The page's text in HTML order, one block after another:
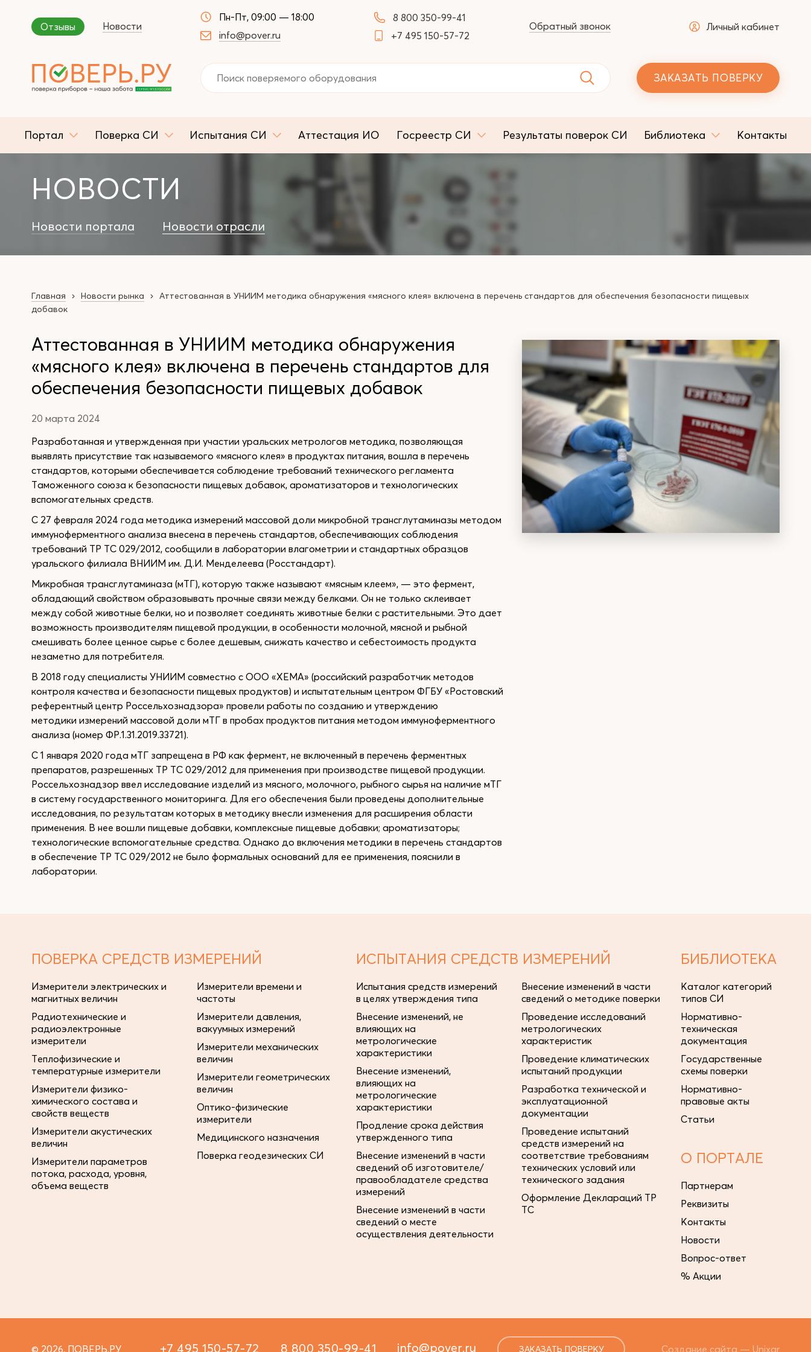
Отзывы Новости
Пн-Пт, 09:00 — 18:00
info@pover.ru
8 800 350-99-41
+7 495 150-57-72
Обратный звонок Личный кабинет
ЗАКАЗАТЬ ПОВЕРКУ
Портал Поверка СИ Испытания СИ Аттестация ИО Госреестр СИ Результаты поверок СИ Библиотека Контакты
НОВОСТИ
Новости портала Новости отрасли
Главная Новости рынка
Аттестованная в УНИИМ методика обнаружения «мясного клея» включена в перечень стандартов для обеспечения безопасности пищевых
добавок
Аттестованная в УНИИМ методика обнаружения
«мясного клея» включена в перечень стандартов для
обеспечения безопасности пищевых добавок
20 марта 2024
Разработанная и утвержденная при участии уральских метрологов методика, позволяющая
выявлять присутствие так называемого «мясного клея» в продуктах питания, вошла в перечень
стандартов, которыми обеспечивается соблюдение требований технического регламента
Таможенного союза к безопасности пищевых добавок, ароматизаторов и технологических
вспомогательных средств.
С 27 февраля 2024 года методика измерений массовой доли микробной трансглутаминазы методом
иммуноферментного анализа внесена в перечень стандартов, обеспечивающих соблюдения
требований ТР ТС 029/2012, сообщили в лаборатории влагометрии и стандартных образцов
уральского филиала ВНИИМ им. Д.И. Менделеева (Росстандарт).
Микробная трансглутаминаза (мТГ), которую также называют «мясным клеем», — это фермент,
обладающий свойством образовывать прочные связи между белками. Он не только склеивает
между собой животные белки, но и позволяет соединять животные белки с растительными. Это дает
возможность производителям пищевой продукции, в особенности молочной, мясной и рыбной
смешивать более ценное сырье с более дешевым, снижать качество и себестоимость продукта
незаметно для потребителя.
В 2018 году специалисты УНИИМ совместно с ООО «ХЕМА» (российский разработчик методов
контроля качества и безопасности пищевых продуктов) и испытательным центром ФГБУ «Ростовский
референтный центр Россельхознадзора» провели работы по созданию и утверждению
методики измерений массовой доли мТГ в пробах продуктов питания методом иммуноферментного
анализа (номер ФР.1.31.2019.33721).
С 1 января 2020 года мТГ запрещена в РФ как фермент, не включенный в перечень ферментных
препаратов, разрешенных ТР ТС 029/2012 для применения при производстве пищевой продукции.
Россельхознадзор ввел исследование изделий из мясного, молочного, рыбного сырья на наличие мТГ
в систему государственного мониторинга. Для его обеспечения были проведены дополнительные
исследования, по результатам которых в методику внесли изменения для расширения области
применения. В нее вошли пищевые добавки, комплексные пищевые добавки; ароматизаторы;
технологические вспомогательные средства. Однако до включения методики в перечень стандартов
в обеспечение ТР ТС 029/2012 не было формальных оснований для ее применения, пояснили в
лаборатории.
ПОВЕРКА СРЕДСТВ ИЗМЕРЕНИЙ
Измерители электрических и
магнитных величин
Радиотехнические и
радиоэлектронные
измерители
Теплофизические и
температурные измерители
Измерители физико-
химического состава и
свойств веществ
Измерители акустических
величин
Измерители параметров
потока, расхода, уровня,
объема веществ
Измерители времени и
частоты
Измерители давления,
вакуумных измерений
Измерители механических
величин
Измерители геометрических
величин
Оптико-физические
измерители
Медицинского назначения
Поверка геодезических СИ
ИСПЫТАНИЯ СРЕДСТВ ИЗМЕРЕНИЙ
Испытания средств измерений
в целях утверждения типа
Внесение изменений, не
влияющих на
метрологические
характеристики
Внесение изменений,
влияющих на
метрологические
характеристики
Продление срока действия
утвержденного типа
Внесение изменений в части
сведений об изготовителе/
правообладателе средства
измерений
Внесение изменений в части
сведений о месте
осуществления деятельности
Внесение изменений в части
сведений о методике поверки
Проведение исследований
метрологических
характеристик
Проведение климатических
испытаний продукции
Разработка технической и
эксплуатационной
документации
Проведение испытаний
средств измерений на
соответствие требованиям
технических условий или
технического задания
Оформление Деклараций ТР
ТС
БИБЛИОТЕКА
Каталог категорий
типов СИ
Нормативно-
техническая
документация
Государственные
схемы поверки
Нормативно-
правовые акты
Статьи
О ПОРТАЛЕ
Партнерам
Реквизиты
Контакты
Новости
Вопрос-ответ
% Акции
© 2026, ПОВЕРЬ.РУ +7 495 150-57-72 8 800 350-99-41 info@pover.ru ЗАКАЗАТЬ ПОВЕРКУ Создание сайта — Unixar